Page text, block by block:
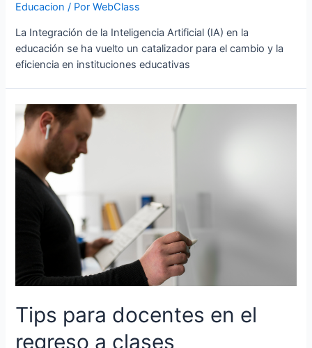
Educacion / PorWebClass
La Integración de la Inteligencia Artificial (IA) en la
educación se ha vuelto un catalizador para el cambio y la
eficiencia en instituciones educativas
Tips para docentes en el
regreso a clases